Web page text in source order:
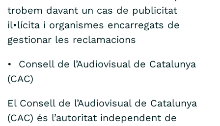
trobem davant un cas de publicitat
il•lícita i organismes encarregats de
gestionar les reclamacions
• Consell de l’Audiovisual de Catalunya
(CAC)
El Consell de l’Audiovisual de Catalunya
(CAC) és l’autoritat independent de